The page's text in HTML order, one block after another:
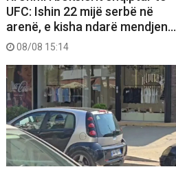
UFC: Ishin 22 mijë serbë në
arenë, e kisha ndarë mendjen…
08/08 15:14